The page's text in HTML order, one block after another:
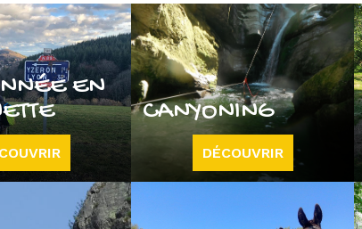
EN
CANYONING
DÉCOUVRIR